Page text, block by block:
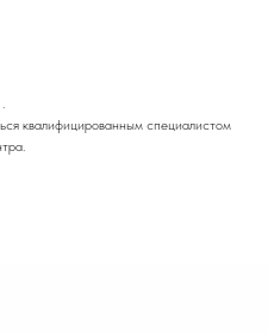
.
квалифицированным специалистом